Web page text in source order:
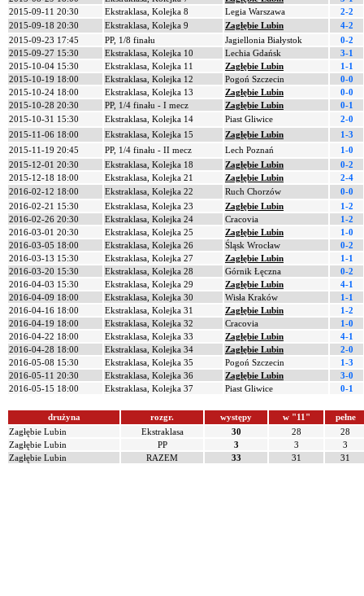
2015-09-11 20:30
Ekstraklasa, Kolejka 8 Legia Warszawa
2-2
2015-09-18 20:30
Ekstraklasa, Kolejka 9 Zagłębie Lubin
4-2
2015-09-23 17:45
PP, 1/8 finału Jagiellonia Białystok
0-2
2015-09-27 15:30
Ekstraklasa, Kolejka 10 Lechia Gdańsk
3-1
2015-10-04 15:30
Ekstraklasa, Kolejka 11 Zagłębie Lubin
1-1
2015-10-19 18:00
Ekstraklasa, Kolejka 12 Pogoń Szczecin
0-0
2015-10-24 18:00
Ekstraklasa, Kolejka 13 Zagłębie Lubin
0-0
2015-10-28 20:30
PP, 1/4 finału - I mecz Zagłębie Lubin
0-1
2015-10-31 15:30
Ekstraklasa, Kolejka 14 Piast Gliwice
2-0
2015-11-06 18:00
Ekstraklasa, Kolejka 15 Zagłębie Lubin
1-3
2015-11-19 20:45
PP, 1/4 finału - II mecz Lech Poznań
1-0
2015-12-01 20:30
Ekstraklasa, Kolejka 18 Zagłębie Lubin
0-2
2015-12-18 18:00
Ekstraklasa, Kolejka 21 Zagłębie Lubin
2-4
2016-02-12 18:00
Ekstraklasa, Kolejka 22 Ruch Chorzów
0-0
2016-02-21 15:30
Ekstraklasa, Kolejka 23 Zagłębie Lubin
1-2
2016-02-26 20:30
Ekstraklasa, Kolejka 24 Cracovia
1-2
2016-03-01 20:30
Ekstraklasa, Kolejka 25 Zagłębie Lubin
1-0
2016-03-05 18:00
Ekstraklasa, Kolejka 26 Śląsk Wrocław
0-2
2016-03-13 15:30
Ekstraklasa, Kolejka 27 Zagłębie Lubin
1-1
2016-03-20 15:30
Ekstraklasa, Kolejka 28 Górnik Łęczna
0-2
2016-04-03 15:30
Ekstraklasa, Kolejka 29 Zagłębie Lubin
4-1
2016-04-09 18:00
Ekstraklasa, Kolejka 30 Wisła Kraków
1-1
2016-04-16 18:00
Ekstraklasa, Kolejka 31 Zagłębie Lubin
1-2
2016-04-19 18:00
Ekstraklasa, Kolejka 32 Cracovia
1-0
2016-04-22 18:00
Ekstraklasa, Kolejka 33 Zagłębie Lubin
4-1
2016-04-28 18:00
Ekstraklasa, Kolejka 34 Zagłębie Lubin
2-0
2016-05-08 15:30
Ekstraklasa, Kolejka 35 Pogoń Szczecin
1-3
2016-05-11 20:30
Ekstraklasa, Kolejka 36 Zagłębie Lubin
3-0
2016-05-15 18:00
Ekstraklasa, Kolejka 37 Piast Gliwice 0-1
drużyna rozgr. występy w "11"
pełne
Zagłębie Lubin
Ekstraklasa 30 28
28
Zagłębie Lubin
PP 3 3
3
Zagłębie Lubin
RAZEM 33 31 31